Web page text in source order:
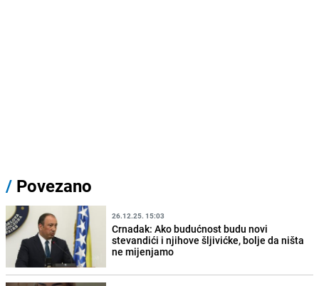
/ Povezano
26.12.25. 15:03
Crnadak: Ako budućnost budu novi
stevandići i njihove šljivićke, bolje da ništa
ne mijenjamo